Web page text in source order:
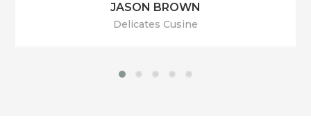
JASON BROWN
Delicates Cusine